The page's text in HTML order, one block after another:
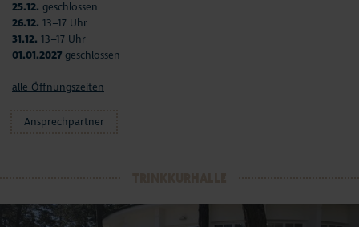
25.12. geschlossen
26.12. 13–17 Uhr
31.12. 13–17 Uhr
01.01.2027 geschlossen
alle Öffnungszeiten
Ansprechpartner